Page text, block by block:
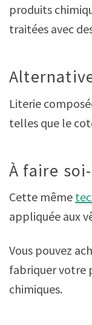
produits
traitées avec
Literie
telles que le
À faire
Cette même
appliquée aux
Vous pouvez
fabriquer votre
chimiques.